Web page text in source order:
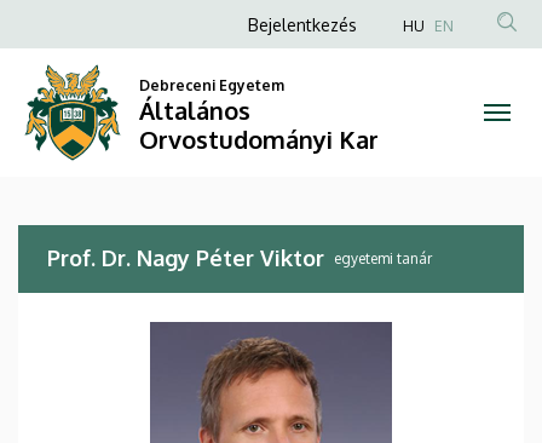
Dr.
Nagy
Péter
Viktor
Általános
Orvostudományi
a
tartalomra
Anonim
fiók
menüje
Bejelentkezés HU EN
Debreceni Egyetem
Általános
Orvostudományi Kar
Prof. Dr. Nagy Péter Viktor egyetemi tanár